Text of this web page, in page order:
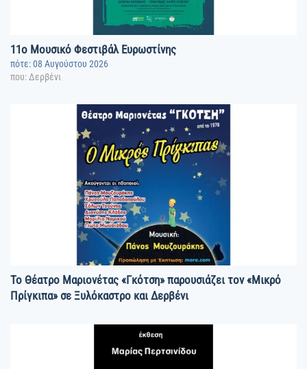
11o Μουσικό Φεστιβάλ Ευρωστίνης
πότε: 08 Αυγούστου 2026
που: Δερβένι
Το Θέατρο Μαριονέτας «Γκότση» παρουσιάζει τον «Μικρό
Πρίγκιπα» σε Ξυλόκαστρο και Δερβένι